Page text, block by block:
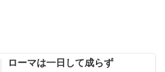
ローマは一日して成らず